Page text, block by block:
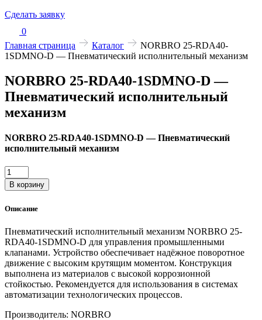
Сделать заявку
0
Главная страница
Каталог
NORBRO 25-RDA40-
1SDMNO-D — Пневматический исполнительный механизм
NORBRO 25-RDA40-1SDMNO-D —
Пневматический исполнительный
механизм
NORBRO 25-RDA40-1SDMNO-D — Пневматический
исполнительный механизм
Количество
товара
NORBRO
RDA40-
D
—
Пневматический
исполнительный
механизм
В корзину
Описание
Пневматический исполнительный механизм NORBRO 25-
RDA40-1SDMNO-D для управления промышленными
клапанами. Устройство обеспечивает надёжное поворотное
движение с высоким крутящим моментом. Конструкция
выполнена из материалов с высокой коррозионной
стойкостью. Рекомендуется для использования в системах
автоматизации технологических процессов.
Производитель: NORBRO